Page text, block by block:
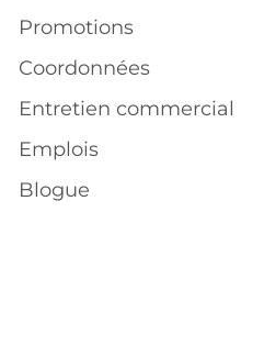
Promotions
Coordonnées
Entretien commercial
Emplois
Blogue